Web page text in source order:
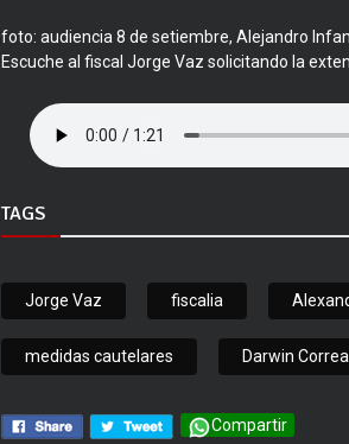
foto: audiencia 8 de setiembre, Alejandro
Escuche al fiscal Jorge Vaz solicitando la
TAGS
Jorge Vaz fiscalia
medidas cautelares Darwin Correa
Compartir